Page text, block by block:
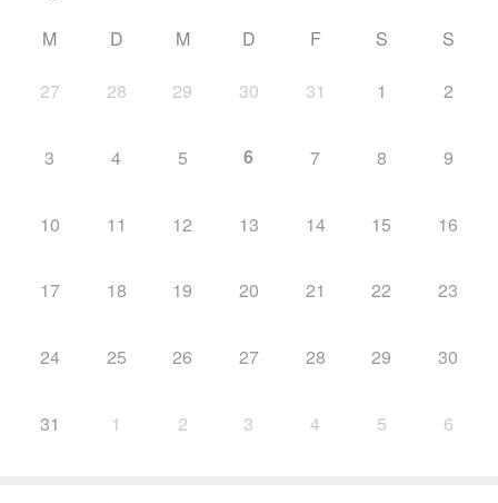
M D M D F S S
27 28 29 30 31 1 2
3 4 5 6 7 8 9
10 11 12 13 14 15 16
17 18 19 20 21 22 23
24 25 26 27 28 29 30
31 1 2 3 4 5 6